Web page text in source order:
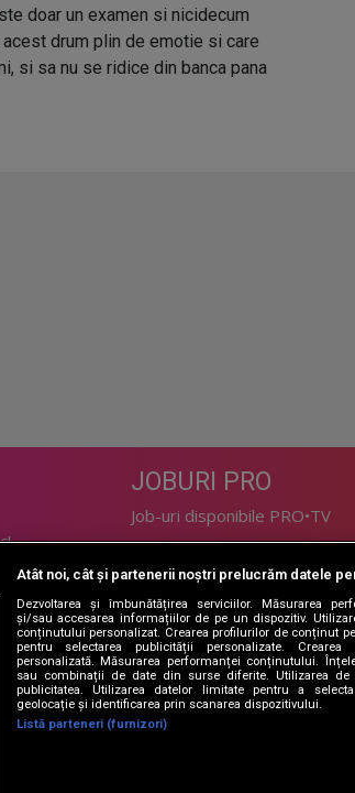
doar un examen si nicidecum
drum plin de emotie si care
si sa nu se ridice din banca pana
JOBURI PRO
Job-uri disponibile PRO•TV
LIFESTYLE
Doctor de Bine
Acasă
Acasă Gold
Perfecte
DeBarbati
Atât noi, cât și partenerii noștri prelucrăm datele
Dezvoltarea și îmbunătățirea serviciilor. Măsurarea
și/sau accesarea informațiilor de pe un dispozitiv.
conținutului personalizat. Crearea profilurilor de conținut
pentru selectarea publicității personalizate.
personalizată. Măsurarea performanței conținutului.
sau combinații de date din surse diferite. Utilizarea de
publicitatea. Utilizarea datelor limitate pentru a
geolocație și identificarea prin scanarea dispozitivului.
Listă parteneri (furnizori)